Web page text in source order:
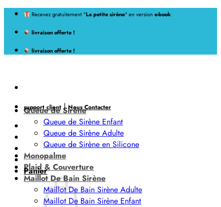
Passer
contenu
Recevez gratuitement "La petite sirène" en version e-book
livraison offerte !
livraison offerte !
support client |Nous Contacter
Panier
Queue de Sirène
Queue de Sirène Enfant
Queue de Sirène Adulte
Queue de Sirène en Silicone
Monopalme
Plaid & Couverture
Maillot De Bain Sirène
Maillot De Bain Sirène Adulte
Maillot De Bain Sirène Enfant